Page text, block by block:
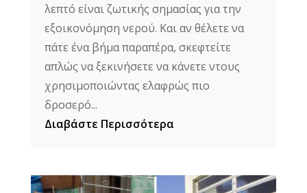
λεπτό είναι ζωτικής σημασίας για την
εξοικονόμηση νερού. Και αν θέλετε να
πάτε ένα βήμα παραπέρα, σκεφτείτε
απλώς να ξεκινήσετε να κάνετε ντους
χρησιμοποιώντας ελαφρώς πιο
δροσερό...
Διαβάστε Περισσότερα